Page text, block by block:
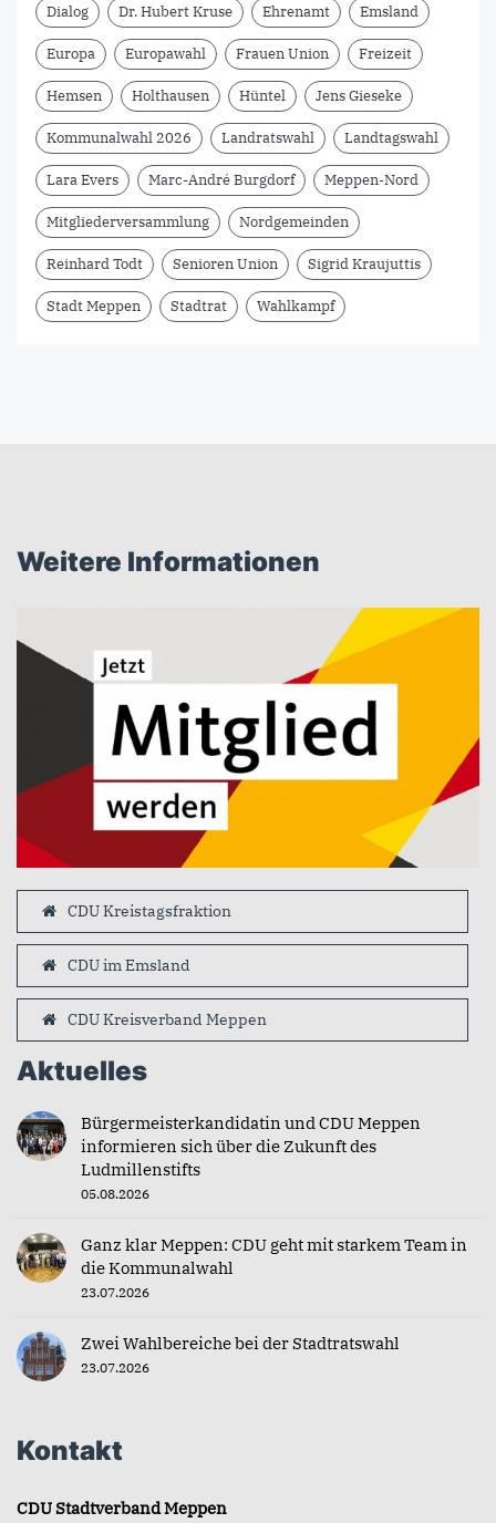
Dialog Dr. Hubert Kruse Ehrenamt Emsland
Europa Europawahl Frauen Union Freizeit
Hemsen Holthausen Hüntel Jens Gieseke
Kommunalwahl 2026 Landratswahl Landtagswahl
Lara Evers Marc-André Burgdorf Meppen-Nord
Mitgliederversammlung Nordgemeinden
Reinhard Todt Senioren Union Sigrid Kraujuttis
Stadt Meppen Stadtrat Wahlkampf
Weitere Informationen
CDU Kreistagsfraktion
CDU im Emsland
CDU Kreisverband Meppen
Aktuelles
Bürgermeisterkandidatin und CDU Meppen
informieren sich über die Zukunft des
Ludmillenstifts
05.08.2026
Ganz klar Meppen: CDU geht mit starkem Team in
die Kommunalwahl
23.07.2026
Zwei Wahlbereiche bei der Stadtratswahl
23.07.2026
Kontakt
CDU Stadtverband Meppen